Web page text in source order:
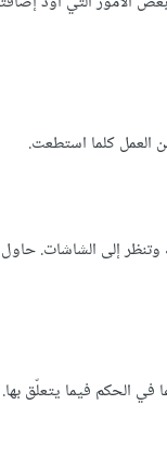
العمل كلما استطعت.
وتنظر إلى الشاشات.
في الحكم فيما يتعلّق